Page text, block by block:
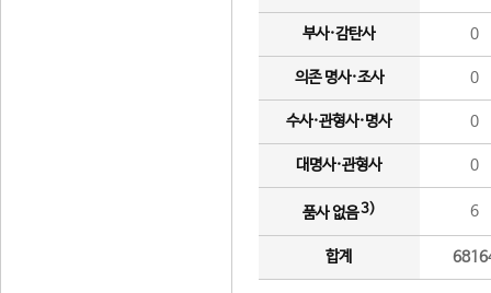
부사·감탄사 0
의존 명사·조사 0
수사·관형사·명사 0
대명사·관형사 0
품사 없음3) 6
합계